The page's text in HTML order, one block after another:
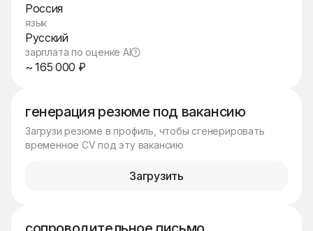
генерация резюме под вакансию
Загрузи резюме в профиль, чтобы сгенерировать
временное CV под эту вакансию
Загрузить
Россия
язык
Русский
зарплата по оценке AI
~ 165 000 ₽